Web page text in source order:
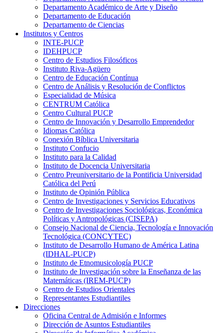
Departamento Académico de Arte y Diseño
Departamento de Educación
Departamento de Ciencias
Institutos y Centros
INTE-PUCP
IDEHPUCP
Centro de Estudios Filosóficos
Instituto Riva-Agüero
Centro de Educación Contínua
Centro de Análisis y Resolución de Conflictos
Especialidad de Música
CENTRUM Católica
Centro Cultural PUCP
Centro de Innovación y Desarrollo Emprendedor
Idiomas Católica
Conexión Bíblica Universitaria
Instituto Confucio
Instituto para la Calidad
Instituto de Docencia Universitaria
Centro Preuniversitario de la Pontificia Universidad
Católica del Perú
Instituto de Opinión Pública
Centro de Investigaciones y Servicios Educativos
Centro de Investigaciones Sociológicas, Económica
Políticas y Antropológicas (CISEPA)
Consejo Nacional de Ciencia, Tecnología e Innovación
Tecnológica (CONCYTEC)
Instituto de Desarrollo Humano de América Latina
(IDHAL-PUCP)
Instituto de Etnomusicología PUCP
Instituto de Investigación sobre la Enseñanza de las
Matemáticas (IREM-PUCP)
Centro de Estudios Orientales
Representantes Estudiantiles
Direcciones
Oficina Central de Admisión e Informes
Dirección de Asuntos Estudiantiles